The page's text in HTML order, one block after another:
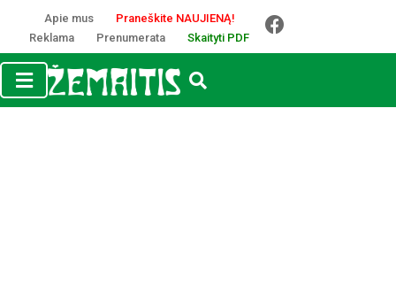
Apie mus
Praneškite NAUJIENĄ!
Reklama
Prenumerata Skaityti PDF